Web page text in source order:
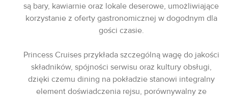
są bary, kawiarnie oraz lokale deserowe, umożliwiające
korzystanie z oferty gastronomicznej w dogodnym dla
gości czasie.
Princess Cruises przykłada szczególną wagę do jakości
składników, spójności serwisu oraz kultury obsługi,
dzięki czemu dining na pokładzie stanowi integralny
element doświadczenia rejsu, porównywalny ze